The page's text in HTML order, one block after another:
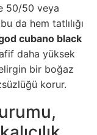
50/50 veya
da hem tatlılığı
cubano black
daha yüksek
bir boğaz
korur.